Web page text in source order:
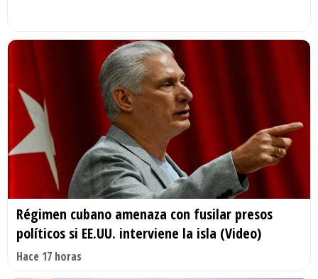
Régimen cubano amenaza con fusilar presos
políticos si EE.UU. interviene la isla (Video)
Hace 17 horas